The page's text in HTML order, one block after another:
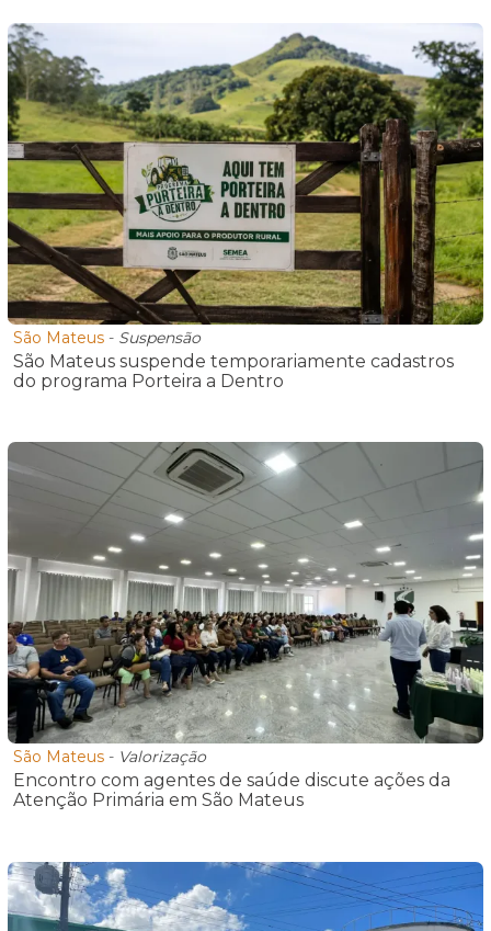
São Mateus - Suspensão
São Mateus suspende temporariamente cadastros
do programa Porteira a Dentro
São Mateus - Valorização
Encontro com agentes de saúde discute ações da
Atenção Primária em São Mateus